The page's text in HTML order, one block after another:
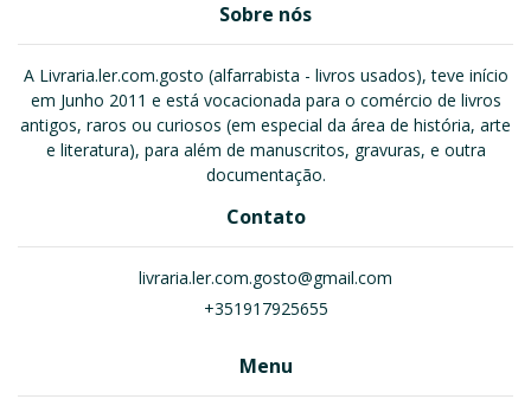
Sobre nós
A Livraria.ler.com.gosto (alfarrabista - livros usados), teve início
em Junho 2011 e está vocacionada para o comércio de livros
antigos, raros ou curiosos (em especial da área de história, arte
e literatura), para além de manuscritos, gravuras, e outra
documentação.
Contato
livraria.ler.com.gosto@gmail.com
+351917925655
Menu